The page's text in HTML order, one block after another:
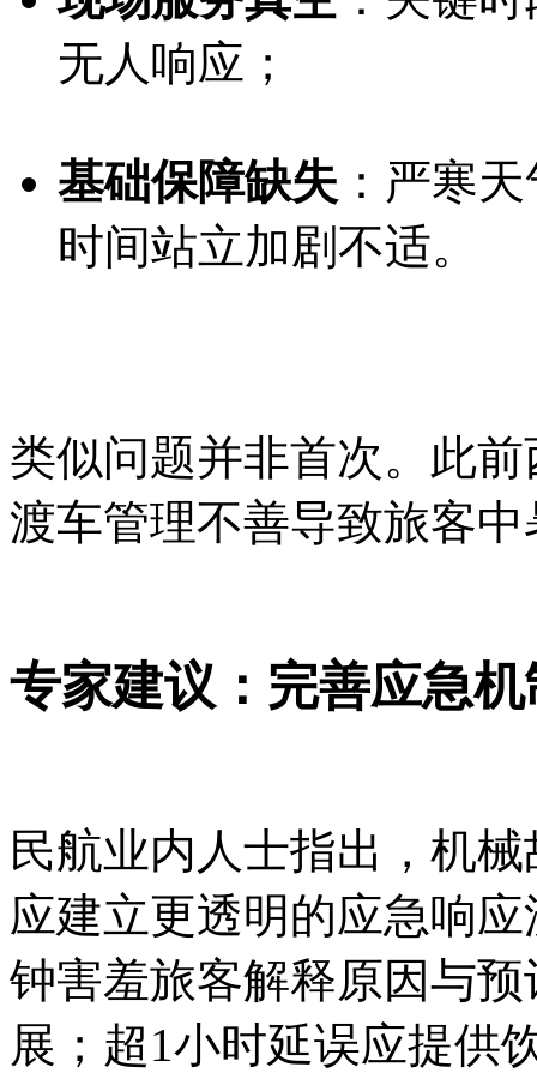
无人响应；
基础保障缺失 ：严寒
时间站立加剧不适。
类似问题并非首次。此
渡车管理不善导致旅客
专家建议：完善应急
民航业内人士指出，机
应建立更透明的应急响
钟害羞旅客解释原因与
展；超1小时延误应提供